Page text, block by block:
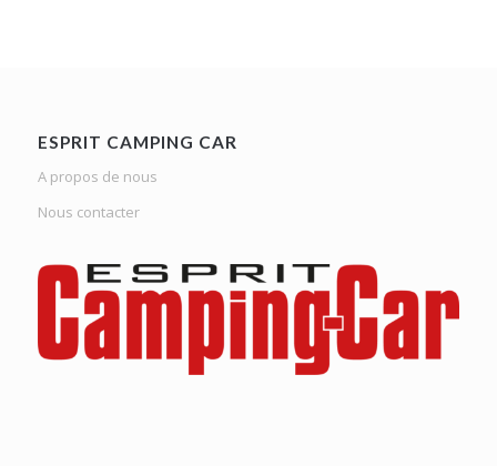
ESPRIT CAMPING CAR
A propos de nous
Nous contacter